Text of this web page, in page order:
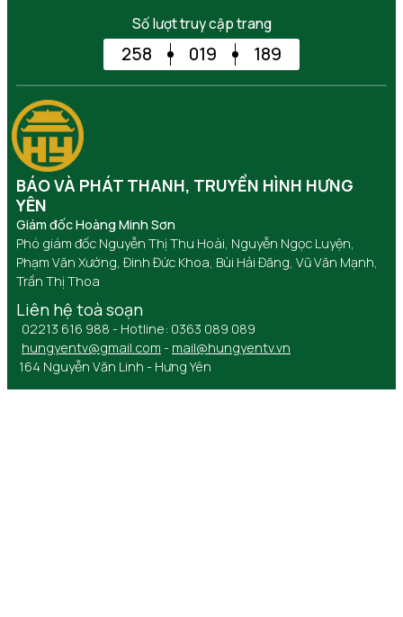
Số lượt truy cập trang
258 019 189
BÁO VÀ PHÁT THANH, TRUYỀN HÌNH HƯNG
YÊN
Giám đốc Hoàng Minh Sơn
Phó giám đốc Nguyễn Thị Thu Hoài, Nguyễn Ngọc Luyện,
Phạm Văn Xướng, Đinh Đức Khoa, Bùi Hải Đăng, Vũ Văn Mạnh,
Trần Thị Thoa
Liên hệ toà soạn
02213 616 988 - Hotline: 0363 089 089
hungyentv@gmail.com - mail@hungyentv.vn
164 Nguyễn Văn Linh - Hưng Yên